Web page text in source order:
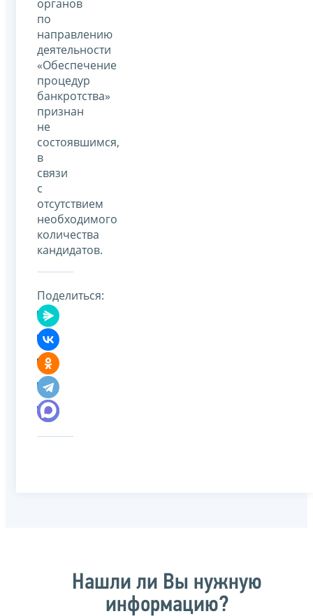
органов
по
направлению
деятельности
«Обеспечение
процедур
банкротства»
признан
не
состоявшимся,
в
связи
с
отсутствием
необходимого
количества
кандидатов.
Поделиться:
Нашли ли Вы нужную
информацию?